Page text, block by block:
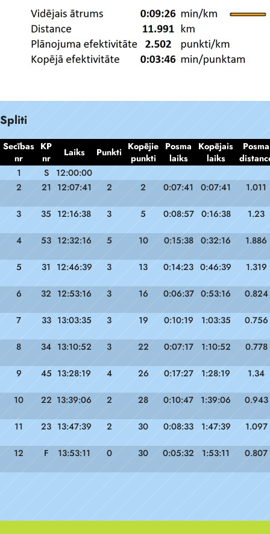
Spliti
Secības
nr
KP
nr
Laiks Punkti Kopējie
punkti
Posma
laiks
Kopējais
laiks
Posma
1
S
12:00:00
2
21 12:07:41 2 2 0:07:41 0:07:41 1.011
3 35 12:16:38 3 5 0:08:57 0:16:38 1.23
4 53 12:32:16 5 10 0:15:38 0:32:16 1.886
5 31 12:46:39 3 13 0:14:23 0:46:39 1.319
6 32 12:53:16 3 16 0:06:37 0:53:16 0.824
7 33 13:03:35 3 19 0:10:19 1:03:35 0.756
8 34 13:10:52 3 22 0:07:17 1:10:52 0.778
9 45 13:28:19 4 26 0:17:27 1:28:19 1.34
10 22 13:39:06 2 28 0:10:47 1:39:06 0.943
11 23 13:47:39 2 30 0:08:33 1:47:39 1.097
12 F 13:53:11 0 30 0:05:32 1:53:11 0.807